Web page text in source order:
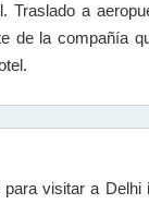
Traslado a
de la compañía
visitar a